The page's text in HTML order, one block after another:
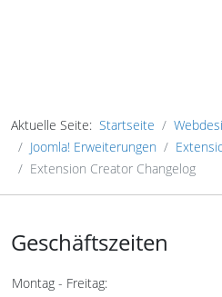
Aktuelle Seite: Startseite
Joomla! Erweiterungen
Extension Creator Changelog
Geschäftszeiten
Montag - Freitag: